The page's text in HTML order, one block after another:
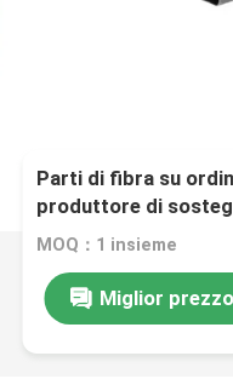
Parti di fibra su
produttore di
dei raggi x
MOQ：1 insieme
Miglior prezzo